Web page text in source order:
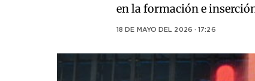
en la formación e
18 DE MAYO DEL 2026 · 17:26